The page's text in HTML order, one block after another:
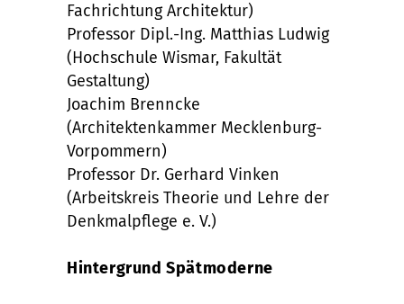
Fachrichtung Architektur)
Professor Dipl.-Ing. Matthias Ludwig
(Hochschule Wismar, Fakultät
Gestaltung)
Joachim Brenncke
(Architektenkammer Mecklenburg-
Vorpommern)
Professor Dr. Gerhard Vinken
(Arbeitskreis Theorie und Lehre der
Denkmalpflege e. V.)
Hintergrund Spätmoderne